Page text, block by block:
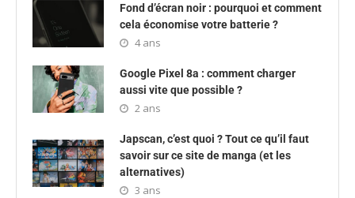
Fond d’écran noir : pourquoi et comment
cela économise votre batterie ?
4 ans
Google Pixel 8a : comment charger
aussi vite que possible ?
2 ans
Japscan, c’est quoi ? Tout ce qu’il faut
savoir sur ce site de manga (et les
alternatives)
3 ans